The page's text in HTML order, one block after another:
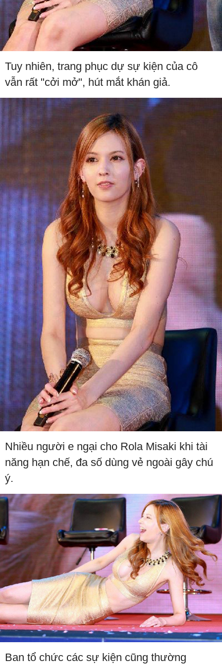
Tuy nhiên, trang phục dự sự kiện của cô
vẫn rất "cởi mở", hút mắt khán giả.
Nhiều người e ngại cho Rola Misaki khi tài
năng hạn chế, đa số dùng vẻ ngoài gây chú
ý.
Ban tổ chức các sự kiện cũng thường